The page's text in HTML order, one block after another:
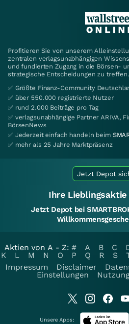
Profitieren Sie von unserem
zentralen verlagsunabhängigen
und fundierten Zugang in die Börsen-
strategische Entscheidungen zu treffen.
✅ Größte Finanz-Community
✅ über 550.000 registrierte Nutzer
✅ rund 2.000 Beiträge pro Tag
✅ verlagsunabhängige Partner ARIVA,
BörsenNews
✅ Jederzeit einfach handeln beim
✅ mehr als 25 Jahre Marktpräsenz
Jetzt Depot
Ihre Lieblingsaktie
Jetzt Depot bei
Aktien von A - Z: # A B C
K
L M N O P Q R S
Impressum
Disclaimer
Einstellungen
Unsere Apps: